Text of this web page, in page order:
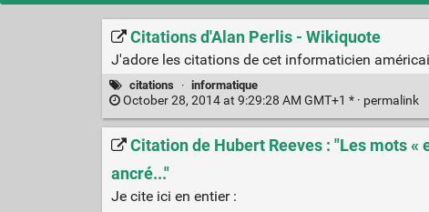
Citations d'Alan Perlis - Wikiquote
J'adore les citations de cet informaticien
citations · informatique
October 28, 2014 at 9:29:28 AM GMT+1 * · permalink
Citation de Hubert Reeves : "Les mots
ancré..."
Je cite ici en entier :